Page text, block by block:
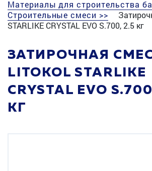
Материалы для строительства
Строительные смеси >>
STARLIKE CRYSTAL EVO S.700, 2.5 кг
ЗАТИРОЧНАЯ
LITOKOL STARLIKE
CRYSTAL EVO
КГ